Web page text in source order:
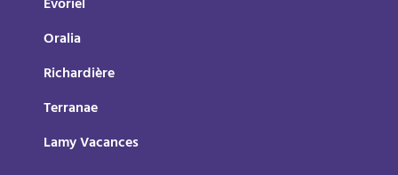
Oralia
Richardière
Terranae
Lamy Vacances